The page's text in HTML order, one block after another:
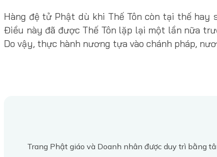
Hàng đệ tử Phật dù khi Thế Tôn còn tại thế
Điều này đã được Thế Tôn lặp lại một lần nữa
Do vậy, thực hành nương tựa vào chánh pháp,
Trang Phật giáo và Doanh nhân được duy trì bằng